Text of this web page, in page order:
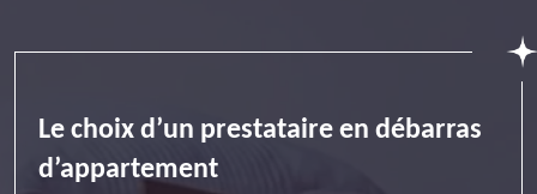
Le choix d’un prestataire en débarras
d’appartement